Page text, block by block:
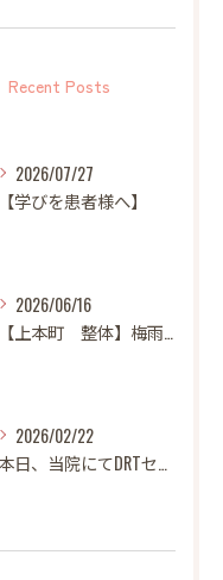
Recent Posts
2026/07/27
【学びを患者様へ】
2026/06/16
【上本町 整体】梅雨になると体調が悪くなる方へ
2026/02/22
本日、当院にてDRTセミナーを開催いたしました。